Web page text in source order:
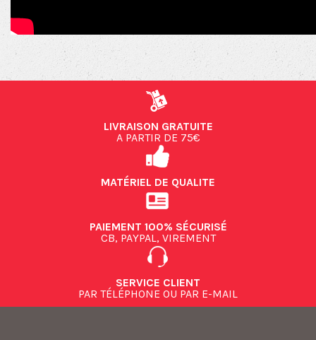
LIVRAISON GRATUITE
A PARTIR DE 75€
MATÉRIEL DE QUALITE
PAIEMENT 100% SÉCURISÉ
CB, PAYPAL, VIREMENT
SERVICE CLIENT
PAR TÉLÉPHONE OU PAR E-MAIL